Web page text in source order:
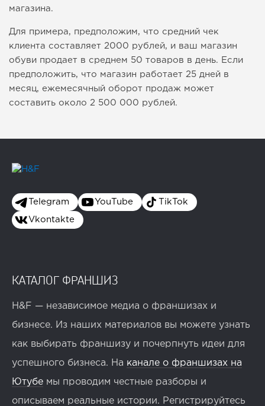
магазина.
Для примера, предположим, что средний чек
клиента составляет 2000 рублей, и ваш магазин
обуви продает в среднем 50 товаров в день. Если
предположить, что магазин работает 25 дней в
месяц, ежемесячный оборот продаж может
составить около 2 500 000 рублей.
Telegram YouTube TikTok
Vkontakte
КАТАЛОГ ФРАНШИЗ
H&F — независимое медиа о франшизах и
бизнесе. Из наших материалов вы можете узнать
как выбирать франшизу и почерпнуть идеи для
успешного бизнеса. На канале о франшизах на
Ютубе мы проводим честные разборы и
описываем реальные истории. Регистрируйтесь